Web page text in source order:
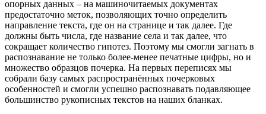
опорных данных – на машиночитаемых документах
предостаточно меток, позволяющих точно определить
направление текста, где он на странице и так далее. Где
должны быть числа, где название села и так далее, что
сокращает количество гипотез. Поэтому мы смогли загнать в
распознавание не только более-менее печатные цифры, но и
множество образцов почерка. На первых переписях мы
собрали базу самых распространённых почерковых
особенностей и смогли успешно распознавать подавляющее
большинство рукописных текстов на наших бланках.